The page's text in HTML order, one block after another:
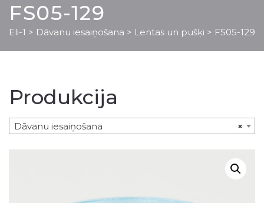
FS05-129
Eli-1 > Dāvanu iesaiņošana > Lentas un pušķi > FS05-129
Produkcija
×
Dāvanu iesaiņošana